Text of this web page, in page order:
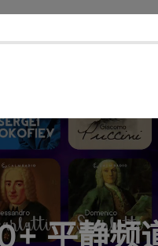
平静频